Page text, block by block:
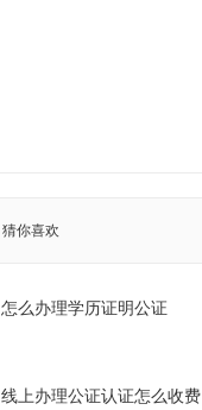
猜你喜欢
怎么办理学历证明公证
线上办理公证认证怎么收费